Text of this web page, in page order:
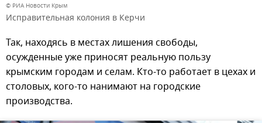
© РИА Новости Крым
Исправительная колония в Керчи
Так, находясь в местах лишения свободы,
осужденные уже приносят реальную пользу
крымским городам и селам. Кто-то работает в цехах и
столовых, кого-то нанимают на городские
производства.